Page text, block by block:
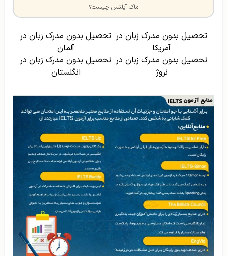
ماک آیلتس چیست؟
تحصیل بدون مدرک زبان در
آمریکا
تحصیل بدون مدرک زبان در
آلمان
تحصیل بدون مدرک زبان در
نروژ
تحصیل بدون مدرک زبان در
انگلستان